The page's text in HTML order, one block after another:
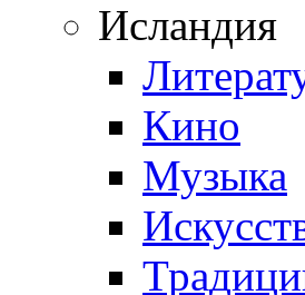
Исландия
Кино
Музыка